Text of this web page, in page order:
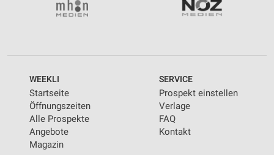
WEEKLI
Startseite
Öffnungszeiten
Alle Prospekte
Angebote
Magazin
SERVICE
Prospekt einstellen
Verlage
FAQ
Kontakt
Notwendig
Performance
Funktional
Werbung